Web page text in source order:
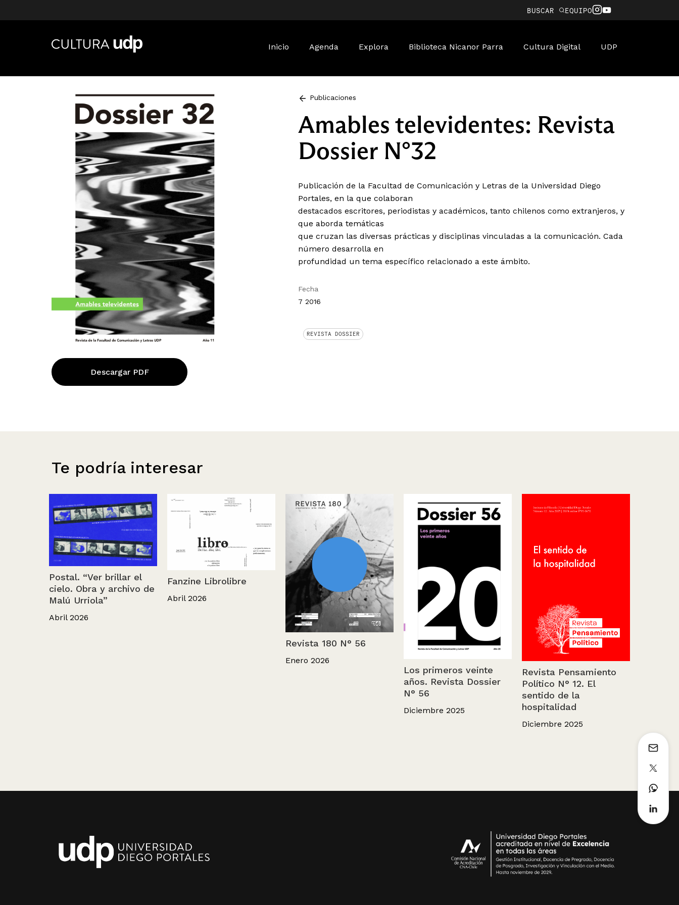
BUSCAR EQUIPO
Inicio Agenda Explora Biblioteca Nicanor Parra Cultura Digital UDP
Descargar PDF
Publicaciones
Amables televidentes: Revista
Dossier N°32
Publicación de la Facultad de Comunicación y Letras de la Universidad Diego
Portales, en la que colaboran
destacados escritores, periodistas y académicos, tanto chilenos como extranjeros, y
que aborda temáticas
que cruzan las diversas prácticas y disciplinas vinculadas a la comunicación. Cada
número desarrolla en
profundidad un tema específico relacionado a este ámbito.
Fecha
7 2016
REVISTA DOSSIER
Te podría interesar
Postal. “Ver brillar el
cielo. Obra y archivo de
Malú Urriola”
Abril 2026
Fanzine Librolibre
Abril 2026
Revista 180 N° 56
Enero 2026
Los primeros veinte
años. Revista Dossier
N° 56
Diciembre 2025
Revista Pensamiento
Político N° 12. El
sentido de la
hospitalidad
Diciembre 2025